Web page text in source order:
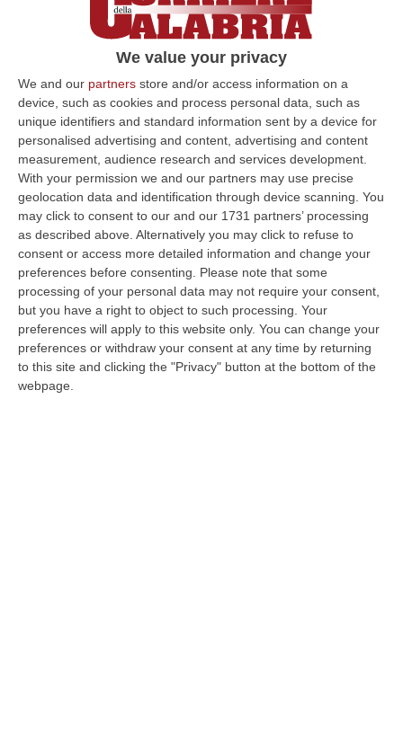
We value your privacy
We and our partners store and/or access information on a
device, such as cookies and process personal data, such as
unique identifiers and standard information sent by a device for
personalised advertising and content, advertising and content
measurement, audience research and services development.
With your permission we and our partners may use precise
geolocation data and identification through device scanning. You
may click to consent to our and our 1731 partners’ processing
as described above. Alternatively you may click to refuse to
consent or access more detailed information and change your
preferences before consenting.
Please note that some
processing of your personal data may not require your consent,
but you have a right to object to such processing. Your
preferences will apply to this website only. You can change your
preferences or withdraw your consent at any time by returning
to this site and clicking the "Privacy" button at the bottom of the
webpage.
Pubblicato il: 12/02/22 – 18:40
Nasce Mani Libere, la rete delle
associazioni di categoria con le realtà
Antiracket e Antiusura calabresi
Gli sportelli territoriali offrono sostegno agli
imprenditori vittime di soprusi criminali.
«Incoraggiare le denunce è un investimento